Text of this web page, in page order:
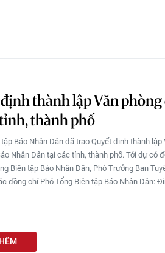
thành lập Văn
thành phố
Báo Nhân Dân đã trao Quyết định thành
Nhân Dân tại các tỉnh, thành phố. Tới dự có
Biên tập Báo Nhân Dân, Phó Trưởng Ban
đồng chí Phó Tổng Biên tập Báo Nhân Dân: